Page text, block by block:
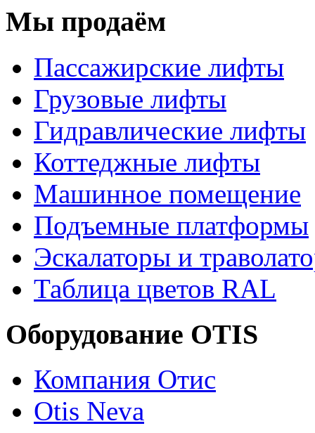
Мы продаём
Пассажирские лифты
Грузовые лифты
Гидравлические лифты
Коттеджные лифты
Машинное помещение
Подъемные платформы
Эскалаторы и
Таблица цветов RAL
Оборудование OTIS
Компания Отис
Otis Neva